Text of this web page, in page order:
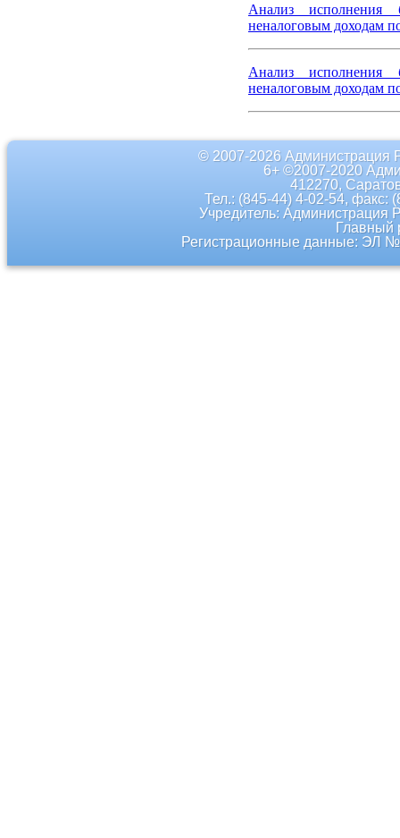
Анализ
неналоговым доходам
Анализ
неналоговым доходам
© 2007-2026 Администрация
6+ ©2007-2020
412270,
Тел.: (845-44) 4-02-54, факс:
Учредитель: Администрация
Главный
Регистрационные данные: ЭЛ №